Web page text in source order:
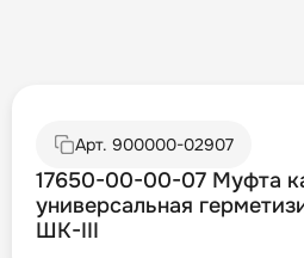
Арт. 900000-02907
17650-00-00-07 Муфта
универсальная
ШК-III